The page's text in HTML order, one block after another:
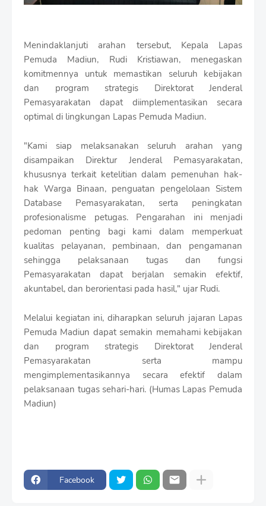
Menindaklanjuti arahan tersebut, Kepala Lapas
Pemuda Madiun, Rudi Kristiawan, menegaskan
komitmennya untuk memastikan seluruh kebijakan
dan program strategis Direktorat Jenderal
Pemasyarakatan dapat diimplementasikan secara
optimal di lingkungan Lapas Pemuda Madiun.
"Kami siap melaksanakan seluruh arahan yang
disampaikan Direktur Jenderal Pemasyarakatan,
khususnya terkait ketelitian dalam pemenuhan hak-
hak Warga Binaan, penguatan pengelolaan Sistem
Database Pemasyarakatan, serta peningkatan
profesionalisme petugas. Pengarahan ini menjadi
pedoman penting bagi kami dalam memperkuat
kualitas pelayanan, pembinaan, dan pengamanan
sehingga pelaksanaan tugas dan fungsi
Pemasyarakatan dapat berjalan semakin efektif,
akuntabel, dan berorientasi pada hasil," ujar Rudi.
Melalui kegiatan ini, diharapkan seluruh jajaran Lapas
Pemuda Madiun dapat semakin memahami kebijakan
dan program strategis Direktorat Jenderal
Pemasyarakatan serta mampu
mengimplementasikannya secara efektif dalam
pelaksanaan tugas sehari-hari. (Humas Lapas Pemuda
Madiun)
Facebook